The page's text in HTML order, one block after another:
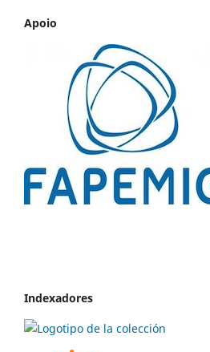
Apoio
Indexadores